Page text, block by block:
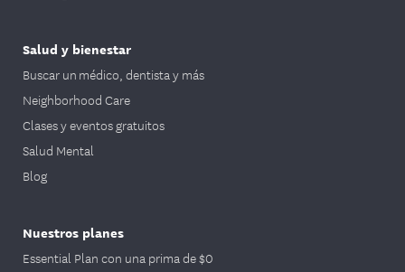
Salud y bienestar
Buscar un médico, dentista y más
Neighborhood Care
Clases y eventos gratuitos
Salud Mental
Blog
Nuestros planes
Essential Plan con una prima de $0